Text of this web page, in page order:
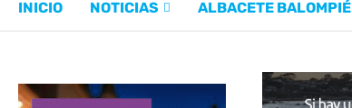
INICIO NOTICIAS ALBACETE BALOMPIÉ